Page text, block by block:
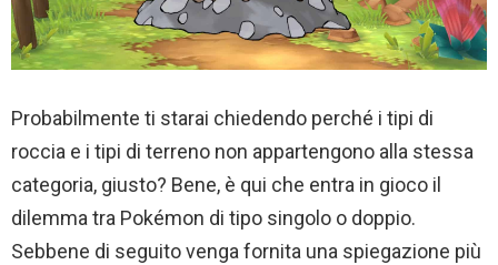
Probabilmente ti starai chiedendo perché i tipi di
roccia e i tipi di terreno non appartengono alla stessa
categoria, giusto? Bene, è qui che entra in gioco il
dilemma tra Pokémon di tipo singolo o doppio.
Sebbene di seguito venga fornita una spiegazione più